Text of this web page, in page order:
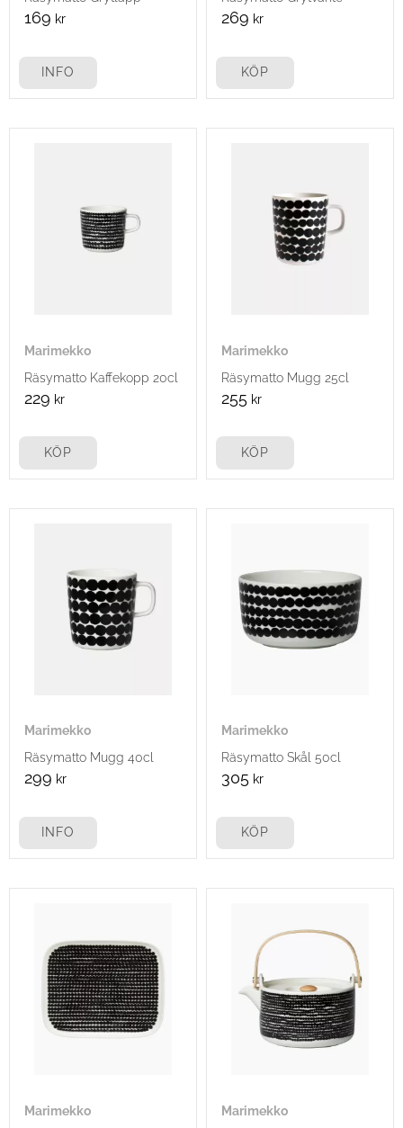
169 kr
INFO
269 kr
KÖP
Marimekko
Räsymatto Kaffekopp 20cl
229 kr
KÖP
Marimekko
Räsymatto Mugg 25cl
255 kr
KÖP
Marimekko
Räsymatto Mugg 40cl
299 kr
INFO
Marimekko
Räsymatto Skål 50cl
305 kr
KÖP
Marimekko Marimekko